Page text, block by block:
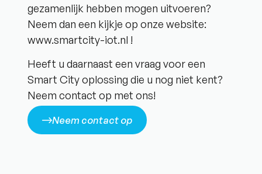
gezamenlijk hebben mogen uitvoeren?
Neem dan een kijkje op onze website:
www.smartcity-iot.nl !
Heeft u daarnaast een vraag voor een
Smart City oplossing die u nog niet kent?
Neem contact op met ons!
Neem contact op